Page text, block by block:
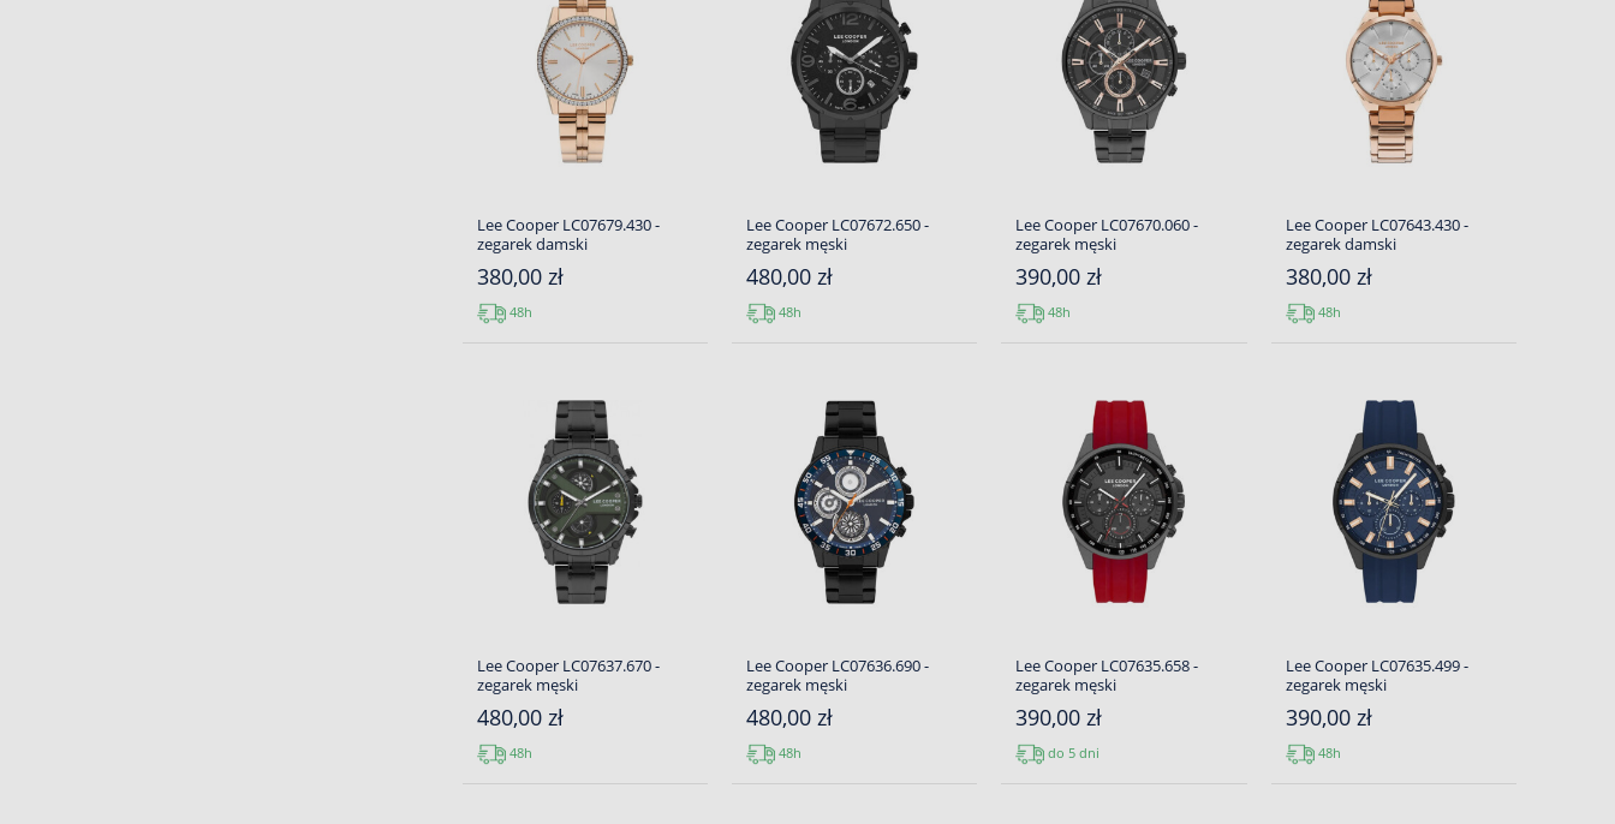
Lee Cooper LC07679.430 -
zegarek damski
380,00 zł
48h
Lee Cooper LC07672.650 -
zegarek męski
480,00 zł
48h
Lee Cooper LC07670.060 -
zegarek męski
390,00 zł
48h
Lee Cooper LC07643.430 -
zegarek damski
380,00 zł
48h
Lee Cooper LC07637.670 -
zegarek męski
480,00 zł
48h
Lee Cooper LC07636.690 -
zegarek męski
480,00 zł
48h
Lee Cooper LC07635.658 -
zegarek męski
390,00 zł
do 5 dni
Lee Cooper LC07635.499 -
zegarek męski
390,00 zł
48h